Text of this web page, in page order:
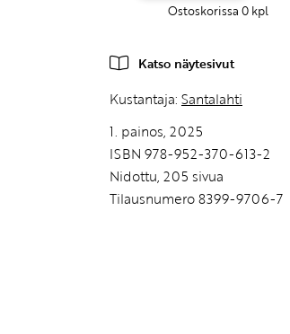
Ostoskorissa 0kpl
Katso näytesivut
Kustantaja: Santalahti
1. painos, 2025
ISBN 978-952-370-613-2
Nidottu, 205 sivua
Tilausnumero 8399-9706-7